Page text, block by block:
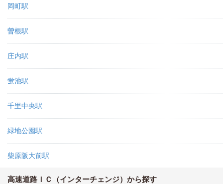
岡町駅
曽根駅
庄内駅
蛍池駅
千里中央駅
緑地公園駅
柴原阪大前駅
高速道路ＩＣ（インターチェンジ）から探す